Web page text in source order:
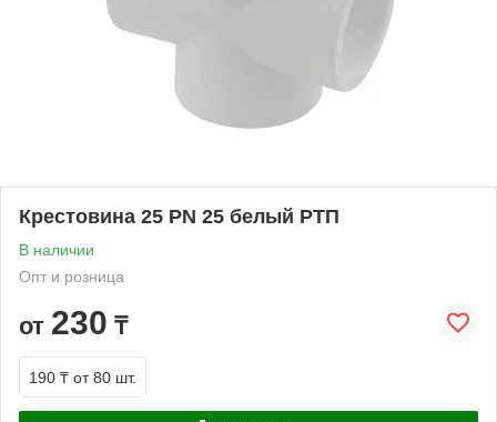
Крестовина 25 PN 25 белый РТП
В наличии
Опт и розница
от 230 ₸
190 ₸ от 80 шт.